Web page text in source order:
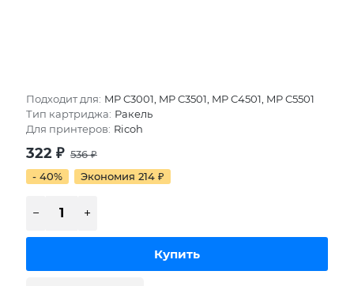
Подходит для: MP C3001, MP C3501, MP C4501, MP C5501
Тип картриджа: Ракель
Для принтеров: Ricoh
322 ₽ 536₽
- 40%
Экономия 214 ₽